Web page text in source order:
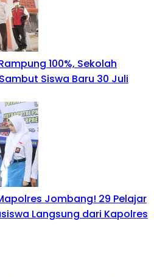
100%, Sekolah
Siswa Baru 30 Juli
Jombang! 29 Pelajar
Langsung dari Kapolres